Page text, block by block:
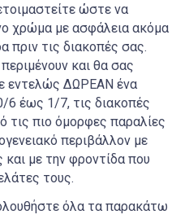
ώστε να
χρώμα με ασφάλεια ακόμα
πριν τις διακοπές σας.
και θα σας
εντελώς ΔΩΡΕΑΝ ένα
6 έως 1/7, τις διακοπές
τις πιο όμορφες παραλίες
περιβάλλον με
και με την φροντίδα που
τους.
όλα τα παρακάτω